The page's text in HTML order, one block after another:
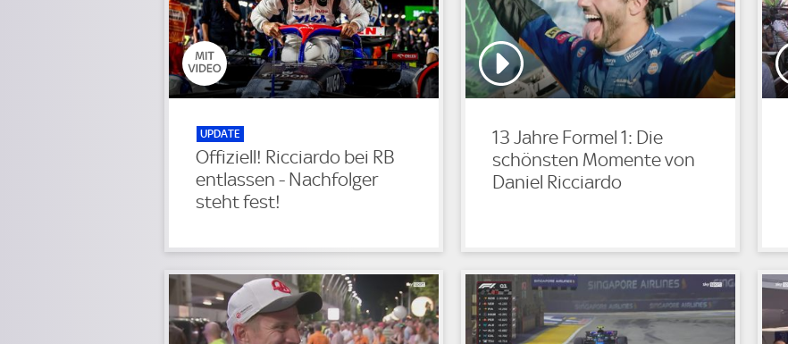
UPDATE
Offiziell! Ricciardo bei RB
entlassen - Nachfolger
steht fest!
13 Jahre Formel 1: Die
schönsten Momente von
Daniel Ricciardo